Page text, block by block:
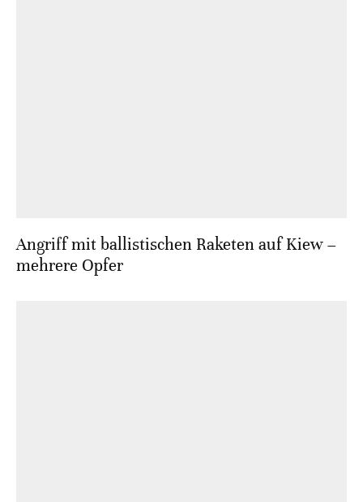
Angriff mit ballistischen Raketen auf Kiew –
mehrere Opfer